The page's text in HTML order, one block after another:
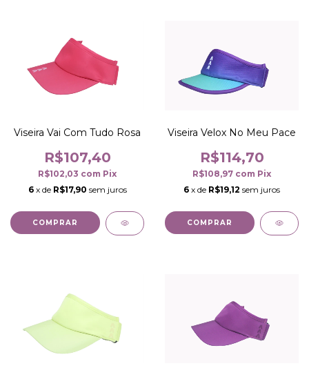
Viseira Vai Com Tudo Rosa
R$107,40
R$102,03 com Pix
6 x de R$17,90 sem juros
COMPRAR
Viseira Velox No Meu Pace
R$114,70
R$108,97 com Pix
6 x de R$19,12 sem juros
COMPRAR